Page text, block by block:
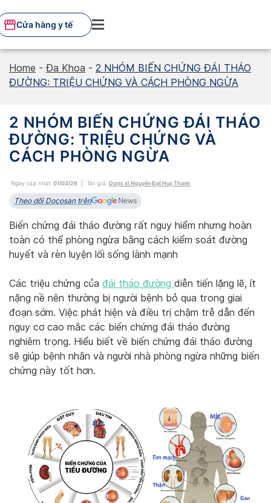
to
content
Cửa hàng y tế
Home - Đa Khoa - 2 NHÓM BIẾN CHỨNG ĐÁI THÁO
ĐƯỜNG: TRIỆU CHỨNG VÀ CÁCH PHÒNG NGỪA
2 NHÓM BIẾN CHỨNG ĐÁI THÁO
ĐƯỜNG: TRIỆU CHỨNG VÀ
CÁCH PHÒNG NGỪA
Ngày cập nhật: 01/03/26 Tác giả: Dược sĩ Nguyễn Đạt Huy Thanh
Theo dõi Docosan trên
Biến chứng đái tháo đường rất nguy hiểm nhưng hoàn
toàn có thể phòng ngừa bằng cách kiểm soát đường
huyết và rèn luyện lối sống lành mạnh
Các triệu chứng của đái tháo đường diễn tiến lặng lẽ, ít
nặng nề nên thường bị người bệnh bỏ qua trong giai
đoạn sớm. Việc phát hiện và điều trị chậm trễ dẫn đến
nguy cơ cao mắc các biến chứng đái tháo đường
nghiêm trọng. Hiểu biết về biến chứng đái tháo đường
sẽ giúp bệnh nhân và người nhà phòng ngừa những biến
chứng này tốt hơn.